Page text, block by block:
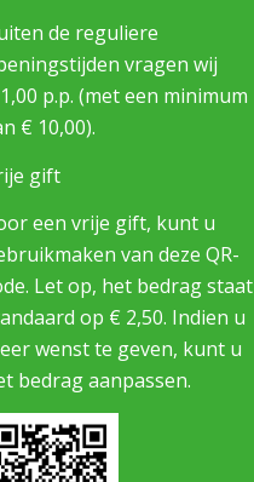
de reguliere
vragen wij
p.p. (met een minimum
€ 10,00).
gift
een vrije gift, kunt u
van deze QR-
Let op, het bedrag staat
op € 2,50. Indien u
wenst te geven, kunt u
bedrag aanpassen.